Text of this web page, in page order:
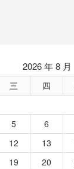
2026 年 8 月
三 四
5 6
12 13
19 20